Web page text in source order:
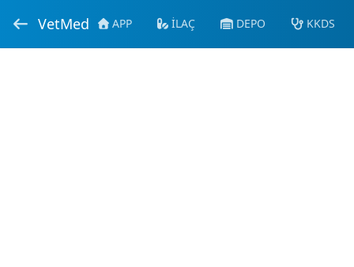
VetMed APP İLAÇ DEPO KKDS